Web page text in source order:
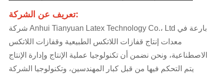
تعريف عن الشركة:
شركة Anhui Tianyuan Latex Technology Co.، Ltd بارعة في
معدات إنتاج قفازات اللاتكس الطبيعية وقفازات اللاتكس
الاصطناعية، ونحن نضمن أن تكنولوجيا عملية الإنتاج وإدارة الإنتاج
يتم التحكم فيها من قبل كبار المهندسين، وتكنولوجيا الشركة